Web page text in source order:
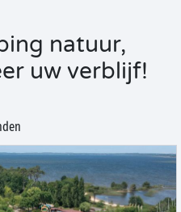
natuur,
uw verblijf!